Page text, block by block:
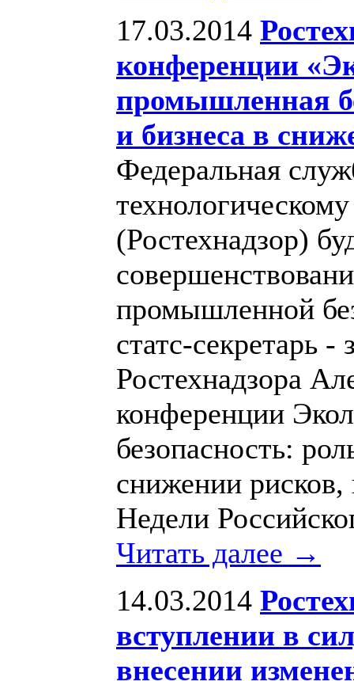
17.03.2014
конференции
промышленная
и бизнеса в
Федеральная
(Ростехнадзор)
промышленной
статс-секретарь -
Ростехнадзора
конференции
безопасность:
снижении рисков,
Недели
Читать далее →
14.03.2014
вступлении в
внесении